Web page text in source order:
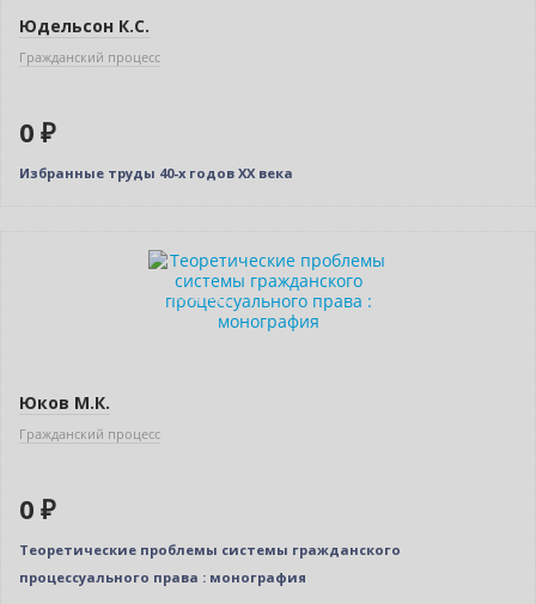
Юдельсон К.С.
Гражданский процесс
0 ₽
Избранные труды 40-х годов ХХ века
Индивидуальный подход
Юков М.К.
Гражданский процесс
0 ₽
Теоретические проблемы системы гражданского
процессуального права : монография